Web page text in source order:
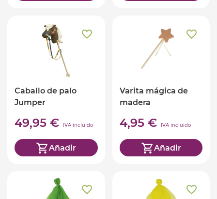
Caballo de palo
Jumper
49,95 € IVA incluido
Añadir
Varita mágica de
madera
4,95 € IVA incluido
Añadir